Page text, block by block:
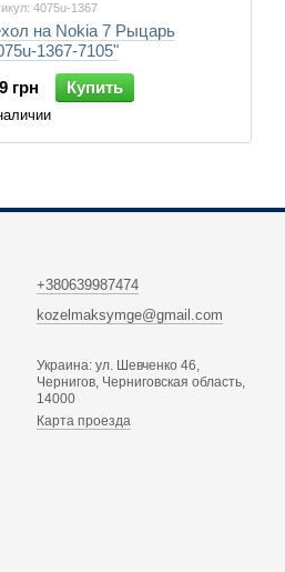
4075u-1367
на Nokia 7 Рыцарь
1367-7105"
грн
Купить
+380639987474
kozelmaksymge@gmail.com
Украина: ул. Шевченко 46,
Чернигов, Черниговская область,
14000
Карта проезда